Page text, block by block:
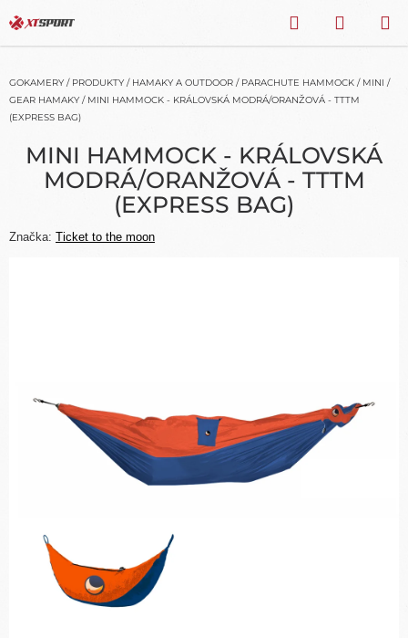
na
HLEDAT
KOŠÍK
GOKAMERY / PRODUKTY / HAMAKY A OUTDOOR / PARACHUTE HAMMOCK / MINI /
GEAR HAMAKY / MINI HAMMOCK - KRÁLOVSKÁ MODRÁ/ORANŽOVÁ - TTTM
(EXPRESS BAG)
MINI HAMMOCK - KRÁLOVSKÁ
MODRÁ/ORANŽOVÁ - TTTM
(EXPRESS BAG)
Značka: Ticket to the moon